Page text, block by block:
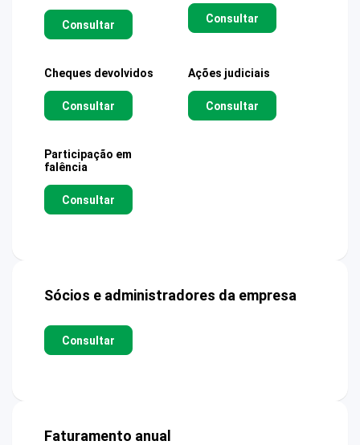
Consultar Consultar
Cheques devolvidos
Consultar
Ações judiciais
Consultar
Participação em
falência
Consultar
Sócios e administradores da empresa
Consultar
Faturamento anual